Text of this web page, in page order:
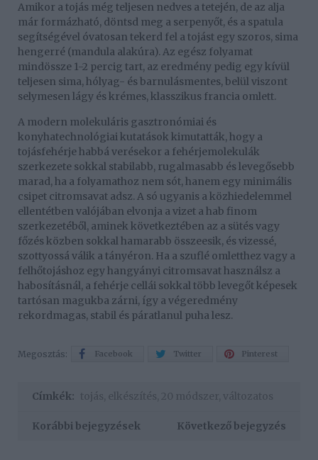
Amikor a tojás még teljesen nedves a tetején, de az alja
már formázható, döntsd meg a serpenyőt, és a spatula
segítségével óvatosan tekerd fel a tojást egy szoros, sima
hengerré (mandula alakúra). Az egész folyamat
mindössze 1-2 percig tart, az eredmény pedig egy kívül
teljesen sima, hólyag- és barnulásmentes, belül viszont
selymesen lágy és krémes, klasszikus francia omlett.
A modern molekuláris gasztronómiai és
konyhatechnológiai kutatások kimutatták, hogy a
tojásfehérje habbá verésekor a fehérjemolekulák
szerkezete sokkal stabilabb, rugalmasabb és levegősebb
marad, ha a folyamathoz nem sót, hanem egy minimális
csipet citromsavat adsz. A só ugyanis a közhiedelemmel
ellentétben valójában elvonja a vizet a hab finom
szerkezetéből, aminek következtében az a sütés vagy
főzés közben sokkal hamarabb összeesik, és vizessé,
szottyossá válik a tányéron. Ha a szuflé omletthez vagy a
felhőtojáshoz egy hangyányi citromsavat használsz a
habosításnál, a fehérje cellái sokkal több levegőt képesek
tartósan magukba zárni, így a végeredmény
rekordmagas, stabil és páratlanul puha lesz.
Megosztás: Facebook Twitter Pinterest
Címkék: tojás elkészítés 20 módszer változatos
Korábbi bejegyzések Következő bejegyzés